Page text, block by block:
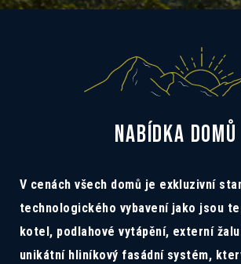
NABÍDKA DOMŮ
V cenách všech domů je exkluzivní
technologického vybavení jako jsou
kotel, podlahové vytápění, externí
unikátní hliníkový fasádní systém,